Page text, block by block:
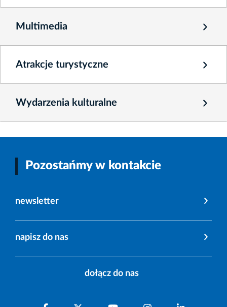
Multimedia
Atrakcje turystyczne
Wydarzenia kulturalne
Pozostańmy w kontakcie
newsletter
napisz do nas
dołącz do nas